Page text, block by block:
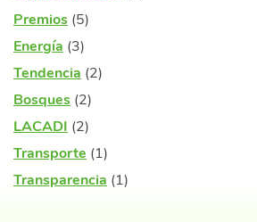
Premios (5)
Energía (3)
Tendencia (2)
Bosques (2)
LACADI (2)
Transporte (1)
Transparencia (1)